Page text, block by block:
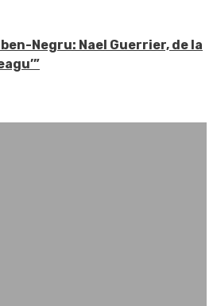
Negru: Nael Guerrier, de la